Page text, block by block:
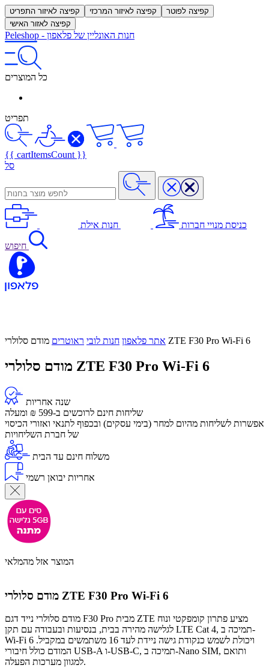
קפיצה לאיזור התפריט קפיצה לאיזור המרכזי
קפיצה לפוטר
קפיצה לאזור האישי
Peleshop - חנות האונליין של פלאפון
כל המוצרים
תפריט
{{ cartItemsCount }}
סל
כניסת מנויי חברות חנות אילת
חיפוש
אתר פלאפון חנות לובי ראוטרים מודם סלולרי ZTE F30 Pro Wi-Fi 6
מודם סלולרי ZTE F30 Pro Wi-Fi 6
שנה אחריות
שליחות חינם לרוכשים ב-599 ₪ ומעלה
​אפשרות לשליחות מהיום למחר (בימי עסקים) ובכפוף לתנאי ואזורי הכיסוי
של חברת השליחויות
משלוח חינם עד הבית
אחריות יבואן רשמי
המוצר אזל מהמלאי
מודם סלולרי ZTE F30 Pro Wi-Fi 6
מודם סלולרי נייד דגם F30 Pro מבית ZTE מציע פתרון קומפקטי ונוח
לגלישה מהירה בבית, בנסיעות ובעבודה עם תקן LTE Cat 4, תמיכה ב-
Wi-Fi 6 ויכולת לשמש כנקודת גישה ניידת לעד 16 משתמשים במקביל.
המודם כולל חיבורי USB-A ו-USB-C, תמיכה ב-Nano SIM, ותואם
למגוון מערכות הפעלה.